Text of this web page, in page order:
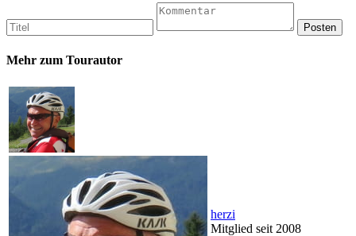
Mehr zum Tourautor
herzi
Mitglied seit 2008